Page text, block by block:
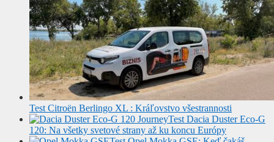
Test Citroën Berlingo XL : Kráľovstvo všestrannosti
Test Dacia Duster Eco-G
120: Na všetky svetové strany až ku koncu Európy